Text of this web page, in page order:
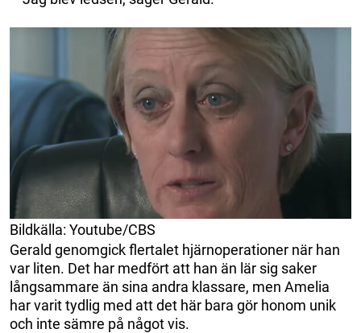
Bildkälla: Youtube/CBS
Gerald genomgick flertalet hjärnoperationer när han
var liten. Det har medfört att han än lär sig saker
långsammare än sina andra klassare, men Amelia
har varit tydlig med att det här bara gör honom unik
och inte sämre på något vis.